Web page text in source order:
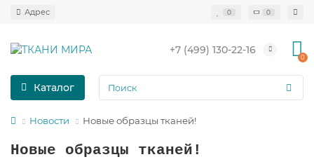
0 0
+7 (499) 130-22-16
0
Каталог
Новости Новые образцы тканей!
Новые образцы тканей!